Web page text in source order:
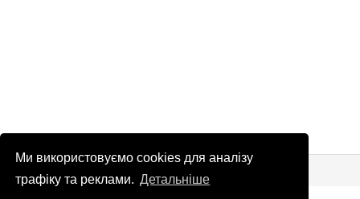
Ми використовуємо cookies для аналізу
трафіку та реклами. Детальніше
© Патріоти України 2026
Правова інформація